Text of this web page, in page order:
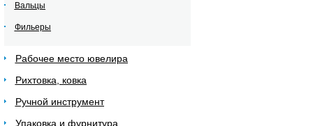
Вальцы
Фильеры
Рабочее место ювелира
Рихтовка, ковка
Ручной инструмент
Упаковка и фурнитура